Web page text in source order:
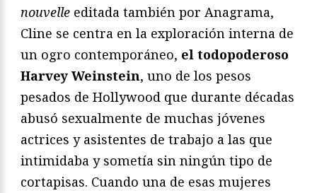
nouvelle editada también por Anagrama,
Cline se centra en la exploración interna de
un ogro contemporáneo, el todopoderoso
Harvey Weinstein, uno de los pesos
pesados de Hollywood que durante décadas
abusó sexualmente de muchas jóvenes
actrices y asistentes de trabajo a las que
intimidaba y sometía sin ningún tipo de
cortapisas. Cuando una de esas mujeres